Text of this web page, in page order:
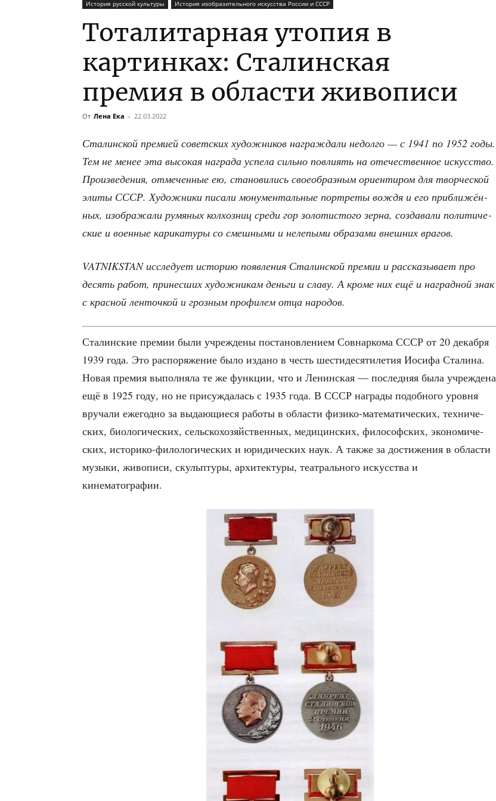
История русской культуры История изобразительного искусства России и СССР
Тоталитарная утопия в
картинках: Сталинская
премия в области живописи
От Лена Ека - 22.03.2022
Ста­лин­ской пре­ми­ей совет­ских худож­ни­ков награж­да­ли недол­го — с 1941 по 1952 годы.
Тем не менее эта высо­кая награ­да успе­ла силь­но повли­ять на оте­че­ствен­ное искус­ство.
Про­из­ве­де­ния, отме­чен­ные ею, ста­но­ви­лись свое­об­раз­ным ори­ен­ти­ром для твор­че­ской
эли­ты СССР. Худож­ни­ки писа­ли мону­мен­таль­ные порт­ре­ты вождя и его при­бли­жён­
ных, изоб­ра­жа­ли румя­ных кол­хоз­ниц сре­ди гор золо­ти­сто­го зер­на, созда­ва­ли поли­ти­че­
ские и воен­ные кари­ка­ту­ры со смеш­ны­ми и неле­пы­ми обра­за­ми внеш­них врагов.
VATNIKSTAN иссле­ду­ет исто­рию появ­ле­ния Ста­лин­ской пре­мии и рас­ска­зы­ва­ет про
десять работ, при­нес­ших худож­ни­кам день­ги и сла­ву. А кро­ме них ещё и наград­ной знак
с крас­ной лен­точ­кой и гроз­ным про­фи­лем отца народов.
Ста­лин­ские пре­мии были учре­жде­ны поста­нов­ле­ни­ем Сов­нар­ко­ма СССР от 20 декаб­ря
1939 года. Это рас­по­ря­же­ние было изда­но в честь шести­де­ся­ти­ле­тия Иоси­фа Ста­ли­на.
Новая пре­мия выпол­ня­ла те же функ­ции, что и Ленин­ская — послед­няя была учре­жде­на
ещё в 1925 году, но не при­суж­да­лась с 1935 года. В СССР награ­ды подоб­но­го уров­ня
вру­ча­ли еже­год­но за выда­ю­щи­е­ся рабо­ты в обла­сти физи­ко-мате­ма­ти­че­ских, тех­ни­че­
ских, био­ло­ги­че­ских, сель­ско­хо­зяй­ствен­ных, меди­цин­ских, фило­соф­ских, эко­но­ми­че­
ских, исто­ри­ко-фило­ло­ги­че­ских и юри­ди­че­ских наук. А так­же за дости­же­ния в обла­сти
музы­ки, живо­пи­си, скульп­ту­ры, архи­тек­ту­ры, теат­раль­но­го искус­ства и
кинематографии.